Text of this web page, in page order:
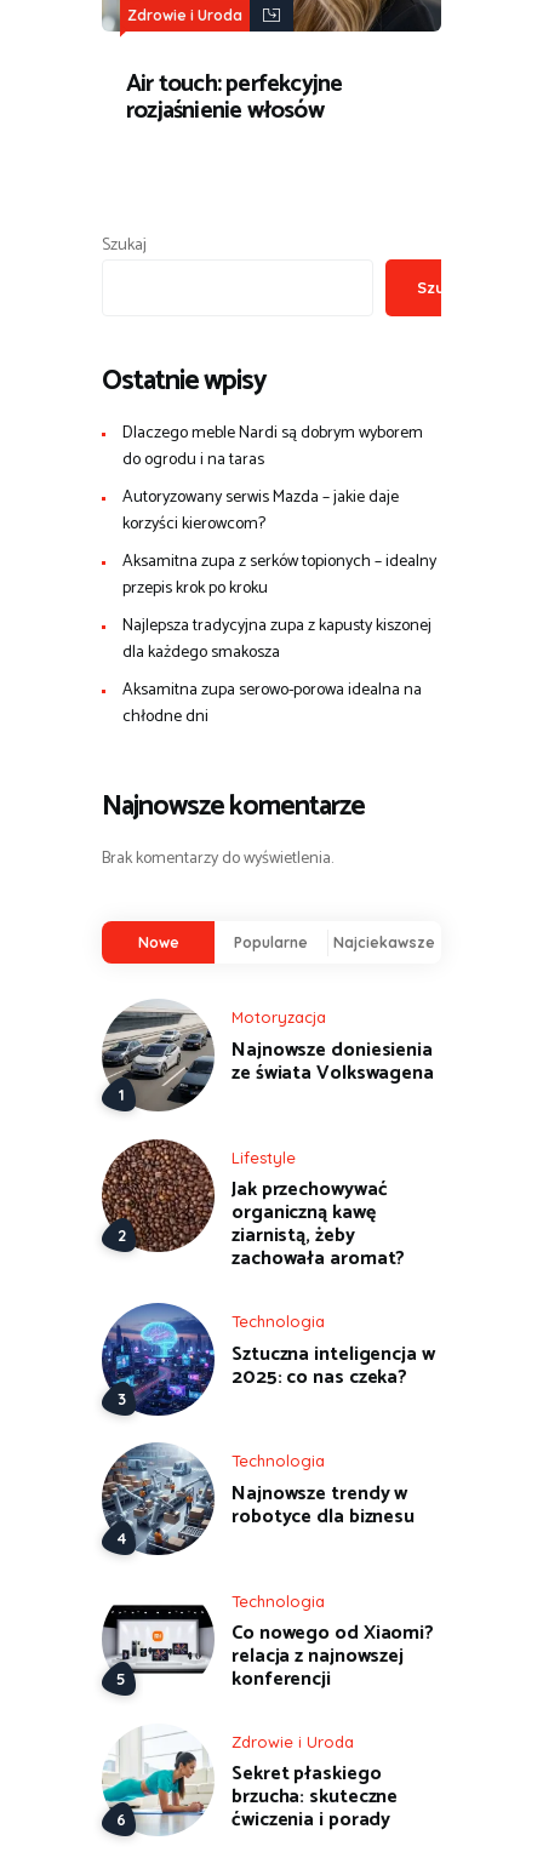
Zdrowie i Uroda
Air touch: perfekcyjne
rozjaśnienie włosów
Szukaj
Szukaj
Ostatnie wpisy
Dlaczego meble Nardi są dobrym wyborem
do ogrodu i na taras
Autoryzowany serwis Mazda – jakie daje
korzyści kierowcom?
Aksamitna zupa z serków topionych – idealny
przepis krok po kroku
Najlepsza tradycyjna zupa z kapusty kiszonej
dla każdego smakosza
Aksamitna zupa serowo-porowa idealna na
chłodne dni
Najnowsze komentarze
Brak komentarzy do wyświetlenia.
Nowe Popularne Najciekawsze
Motoryzacja
Najnowsze doniesienia
ze świata Volkswagena
Lifestyle
Jak przechowywać
organiczną kawę
ziarnistą, żeby
zachowała aromat?
Technologia
Sztuczna inteligencja w
2025: co nas czeka?
Technologia
Najnowsze trendy w
robotyce dla biznesu
Technologia
Co nowego od Xiaomi?
relacja z najnowszej
konferencji
Zdrowie i Uroda
Sekret płaskiego
brzucha: skuteczne
ćwiczenia i porady